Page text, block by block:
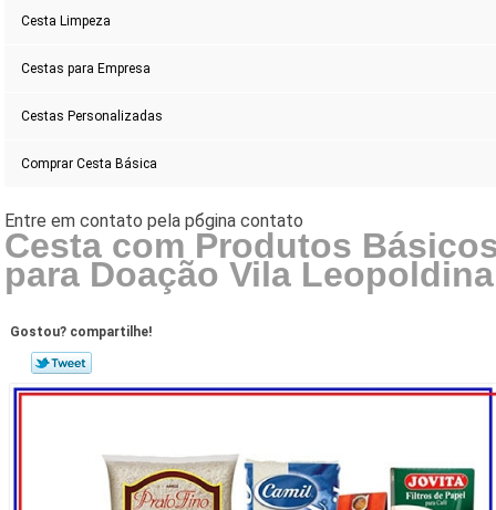
Cesta Limpeza
Cestas para Empresa
Cestas Personalizadas
Comprar Cesta Básica
Cesta com Produtos
para Doação Vila Leopoldina
Gostou? compartilhe!